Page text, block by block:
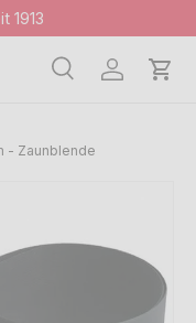
1913
SucheEinloggen
- Zaunblende